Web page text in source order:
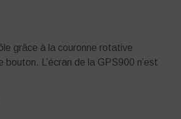
grâce à la couronne rotative
bouton. L’écran de la GPS900 n’est